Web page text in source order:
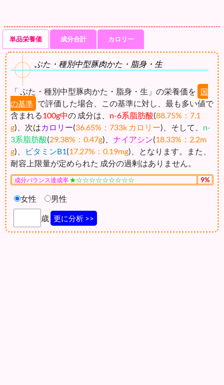
単品栄養価 成分合計 カロリー
ぶた・種別中型豚肉かた・脂身・生
「 ぶた・種別中型豚肉かた・脂身・生」の栄養価を
国
の基準 で評価した場合、この基準に対し、最も多い値で
含まれる100g中の 成分は、 n-6系脂肪酸(88.75%：7.1
g)、次はカロリー(36.65%：733k カロリー)、そして、 n-
3系脂肪酸(29.38%：0.47g)、 ナイアシン(18.33%：2.2m
g)、 ビタミンB1(17.27%：0.19mg)、となります。また、
耐容上限量が定められた 成分の過剰はありません。
成分バランス達成率 ★☆☆☆☆☆☆☆☆☆ 9%
女性 男性
歳 更に分析 >>